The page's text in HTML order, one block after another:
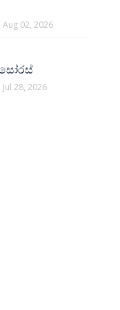
Aug 02, 2026
Jul 28, 2026